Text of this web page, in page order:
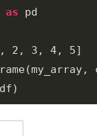
as pd
, 2 , 3 , 4, 5]